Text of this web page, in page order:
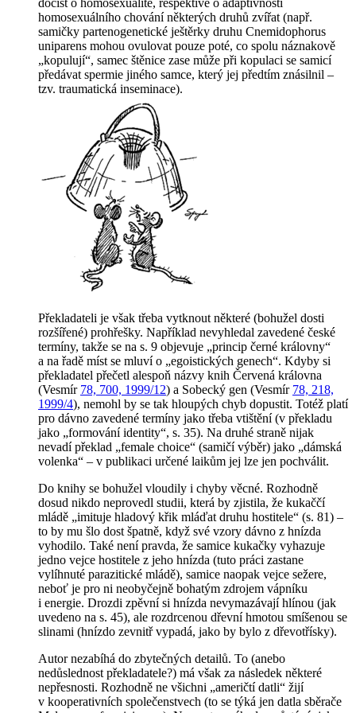
homosexuálního chování některých druhů zvířat (např.
samičky partenogenetické ještěrky druhu Cnemidophorus
uniparens mohou ovulovat pouze poté, co spolu náznakově
„kopulují“, samec štěnice zase může při kopulaci se samicí
předávat spermie jiného samce, který jej předtím znásilnil –
tzv. traumatická inseminace).
Překladateli je však třeba vytknout některé (bohužel dosti
rozšířené) prohřešky. Například nevyhledal zavedené české
termíny, takže se na s. 9 objevuje „princip černé královny“
a na řadě míst se mluví o „egoistických genech“. Kdyby si
překladatel přečetl alespoň názvy knih Červená královna
(Vesmír 78, 700, 1999/12) a Sobecký gen (Vesmír 78, 218,
1999/4), nemohl by se tak hloupých chyb dopustit. Totéž platí
pro dávno zavedené termíny jako třeba vtištění (v překladu
jako „formování identity“, s. 35). Na druhé straně nijak
nevadí překlad „female choice“ (samičí výběr) jako „dámská
volenka“ – v publikaci určené laikům jej lze jen pochválit.
Do knihy se bohužel vloudily i chyby věcné. Rozhodně
dosud nikdo neprovedl studii, která by zjistila, že kukaččí
mládě „imituje hladový křik mláďat druhu hostitele“ (s. 81) –
to by mu šlo dost špatně, když své vzory dávno z hnízda
vyhodilo. Také není pravda, že samice kukačky vyhazuje
jedno vejce hostitele z jeho hnízda (tuto práci zastane
vylíhnuté parazitické mládě), samice naopak vejce sežere,
neboť je pro ni neobyčejně bohatým zdrojem vápníku
i energie. Drozdi zpěvní si hnízda nevymazávají hlínou (jak
uvedeno na s. 45), ale rozdrcenou dřevní hmotou smíšenou se
slinami (hnízdo zevnitř vypadá, jako by bylo z dřevotřísky).
Autor nezabíhá do zbytečných detailů. To (anebo
nedůslednost překladatele?) má však za následek některé
nepřesnosti. Rozhodně ne všichni „američtí datli“ žijí
v kooperativních společenstvech (to se týká jen datla sběrače